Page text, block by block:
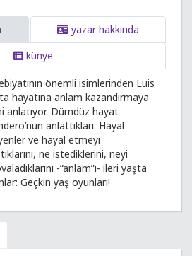
yazar hakkında
künye
önemli isimlerinden Luis
hayatına anlam kazandırmaya
anlatıyor. Dümdüz hayat
anlattıkları: Hayal
ve hayal etmeyi
ne istediklerini, neyi
-“anlam”ı- ileri yaşta
Geçkin yaş oyunları!